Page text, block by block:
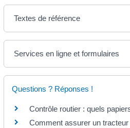
Textes de référence
Services en ligne et formulaires
Questions ? Réponses !
Contrôle routier : quels
Comment assurer un tracteur